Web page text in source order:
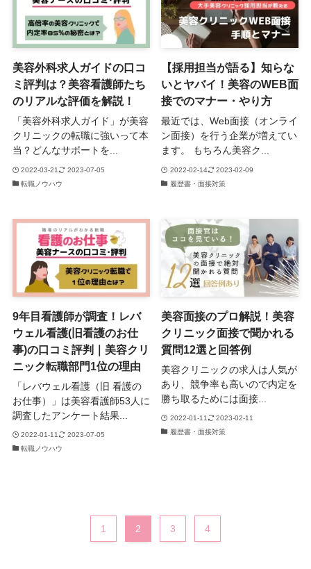
美容外科求人ガイドの口コ
ミ評判は？美容看護師たち
のリアルな評価を解説！
「美容外科求人ガイド」が美容
クリニックの転職に強いって本
当？どんなサポートを...
2022-03-21
2023-07-05
転職ノウハウ
【採用担当が語る】知らな
いとヤバイ！美容のWEB面
接でのマナー・やり方
最近では、Web面接（オンライ
ン面接）を行う企業が増えてい
ます。 もちろん美容ク...
2022-02-14
2023-02-09
履歴書・面接対策
9年目看護師が調査！レバ
ウェル看護(旧看護のお仕
事)の口コミ評判｜美容クリ
ニック転職部門1位の理由
「レバウェル看護（旧 看護の
お仕事）」は美容看護師53人に
調査したアンケート結果...
2022-01-11
2023-07-05
転職ノウハウ
美容面接のプロ解説！美容
クリニック面接で聞かれる
質問12選と回答例
美容クリニックの求人は人気が
あり、競争率も高いので内定を
勝ち取るためには面接...
2022-01-11
2023-02-11
履歴書・面接対策
1 2 3 4